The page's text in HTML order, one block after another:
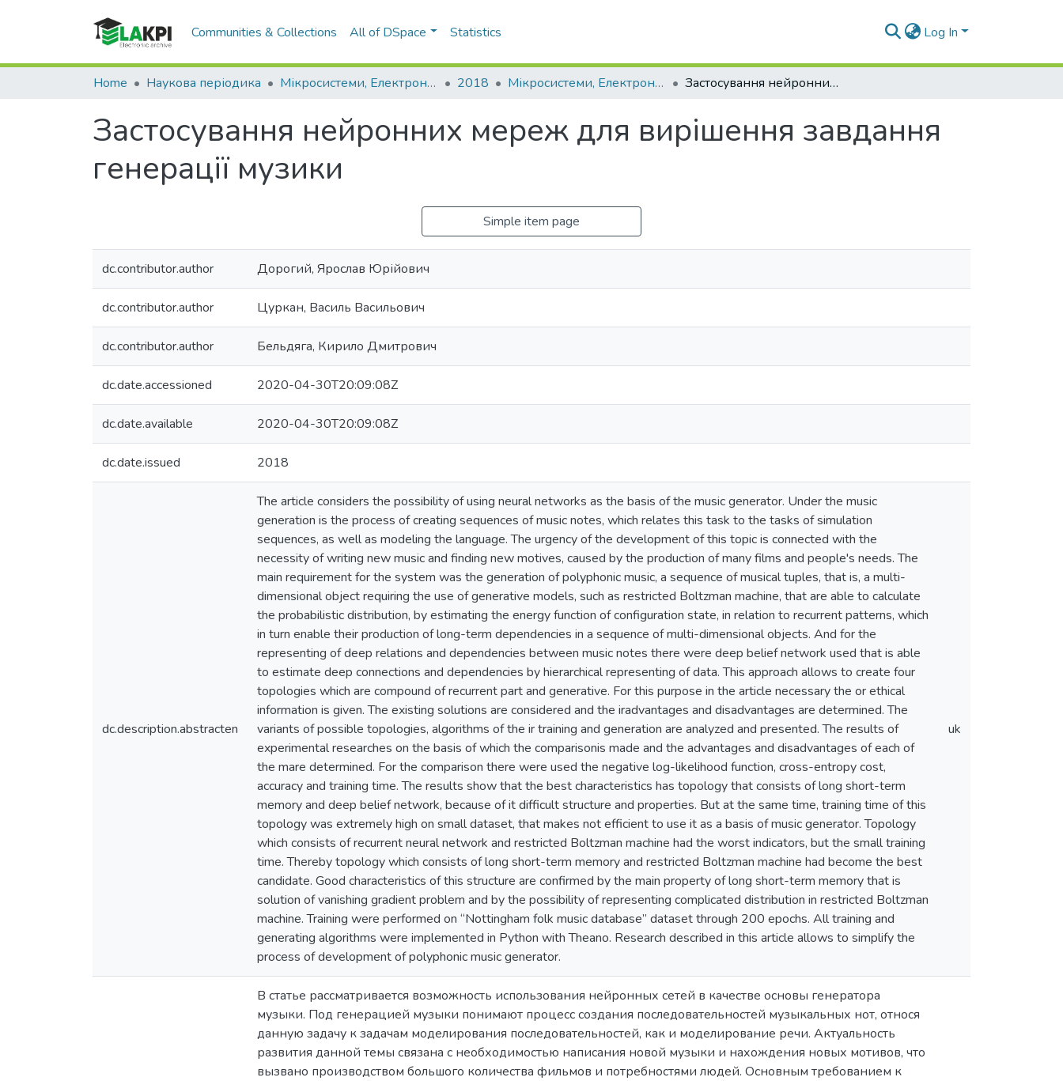
Communities & Collections All of DSpace Statistics Log In
Home Наукова періодика Мікросистеми, Електроніка та Акустика 2018 Мікросистеми, Електроніка та Акустика: науково-технічний журнал, Т. 23, № 4(105) Застосування нейронних мереж для вирішення завдання генерації музики
Застосування нейронних мереж для вирішення завдання
генерації музики
Simple item page
dc.contributor.author Дорогий, Ярослав Юрійович
dc.contributor.author Цуркан, Василь Васильович
dc.contributor.author Бельдяга, Кирило Дмитрович
dc.date.accessioned 2020-04-30T20:09:08Z
dc.date.available 2020-04-30T20:09:08Z
dc.date.issued 2018
dc.description.abstracten
The article considers the possibility of using neural networks as the basis of the music generator. Under the music
generation is the process of creating sequences of music notes, which relates this task to the tasks of simulation
sequences, as well as modeling the language. The urgency of the development of this topic is connected with the
necessity of writing new music and finding new motives, caused by the production of many films and people's needs. The
main requirement for the system was the generation of polyphonic music, a sequence of musical tuples, that is, a multi-
dimensional object requiring the use of generative models, such as restricted Boltzman machine, that are able to calculate
the probabilistic distribution, by estimating the energy function of configuration state, in relation to recurrent patterns, which
in turn enable their production of long-term dependencies in a sequence of multi-dimensional objects. And for the
representing of deep relations and dependencies between music notes there were deep belief network used that is able
to estimate deep connections and dependencies by hierarchical representing of data. This approach allows to create four
topologies which are compound of recurrent part and generative. For this purpose in the article necessary the or ethical
information is given. The existing solutions are considered and the iradvantages and disadvantages are determined. The
variants of possible topologies, algorithms of the ir training and generation are analyzed and presented. The results of
experimental researches on the basis of which the comparisonis made and the advantages and disadvantages of each of
the mare determined. For the comparison there were used the negative log-likelihood function, cross-entropy cost,
accuracy and training time. The results show that the best characteristics has topology that consists of long short-term
memory and deep belief network, because of it difficult structure and properties. But at the same time, training time of this
topology was extremely high on small dataset, that makes not efficient to use it as a basis of music generator. Topology
which consists of recurrent neural network and restricted Boltzman machine had the worst indicators, but the small training
time. Thereby topology which consists of long short-term memory and restricted Boltzman machine had become the best
candidate. Good characteristics of this structure are confirmed by the main property of long short-term memory that is
solution of vanishing gradient problem and by the possibility of representing complicated distribution in restricted Boltzman
machine. Training were performed on “Nottingham folk music database” dataset through 200 epochs. All training and
generating algorithms were implemented in Python with Theano. Research described in this article allows to simplify the
process of development of polyphonic music generator.
uk
В статье рассматривается возможность использования нейронных сетей в качестве основы генератора
музыки. Под генерацией музыки понимают процесс создания последовательностей музыкальных нот, относя
данную задачу к задачам моделирования последовательностей, как и моделирование речи. Актуальность
развития данной темы связана с необходимостью написания новой музыки и нахождения новых мотивов, что
вызвано производством большого количества фильмов и потребностями людей. Основным требованием к